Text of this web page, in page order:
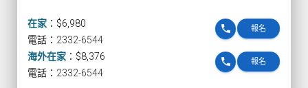
在家 ： $6,980 報名
phone
電話：2332-6544
海外在家 ： $8,376 報名
phone
電話：2332-6544